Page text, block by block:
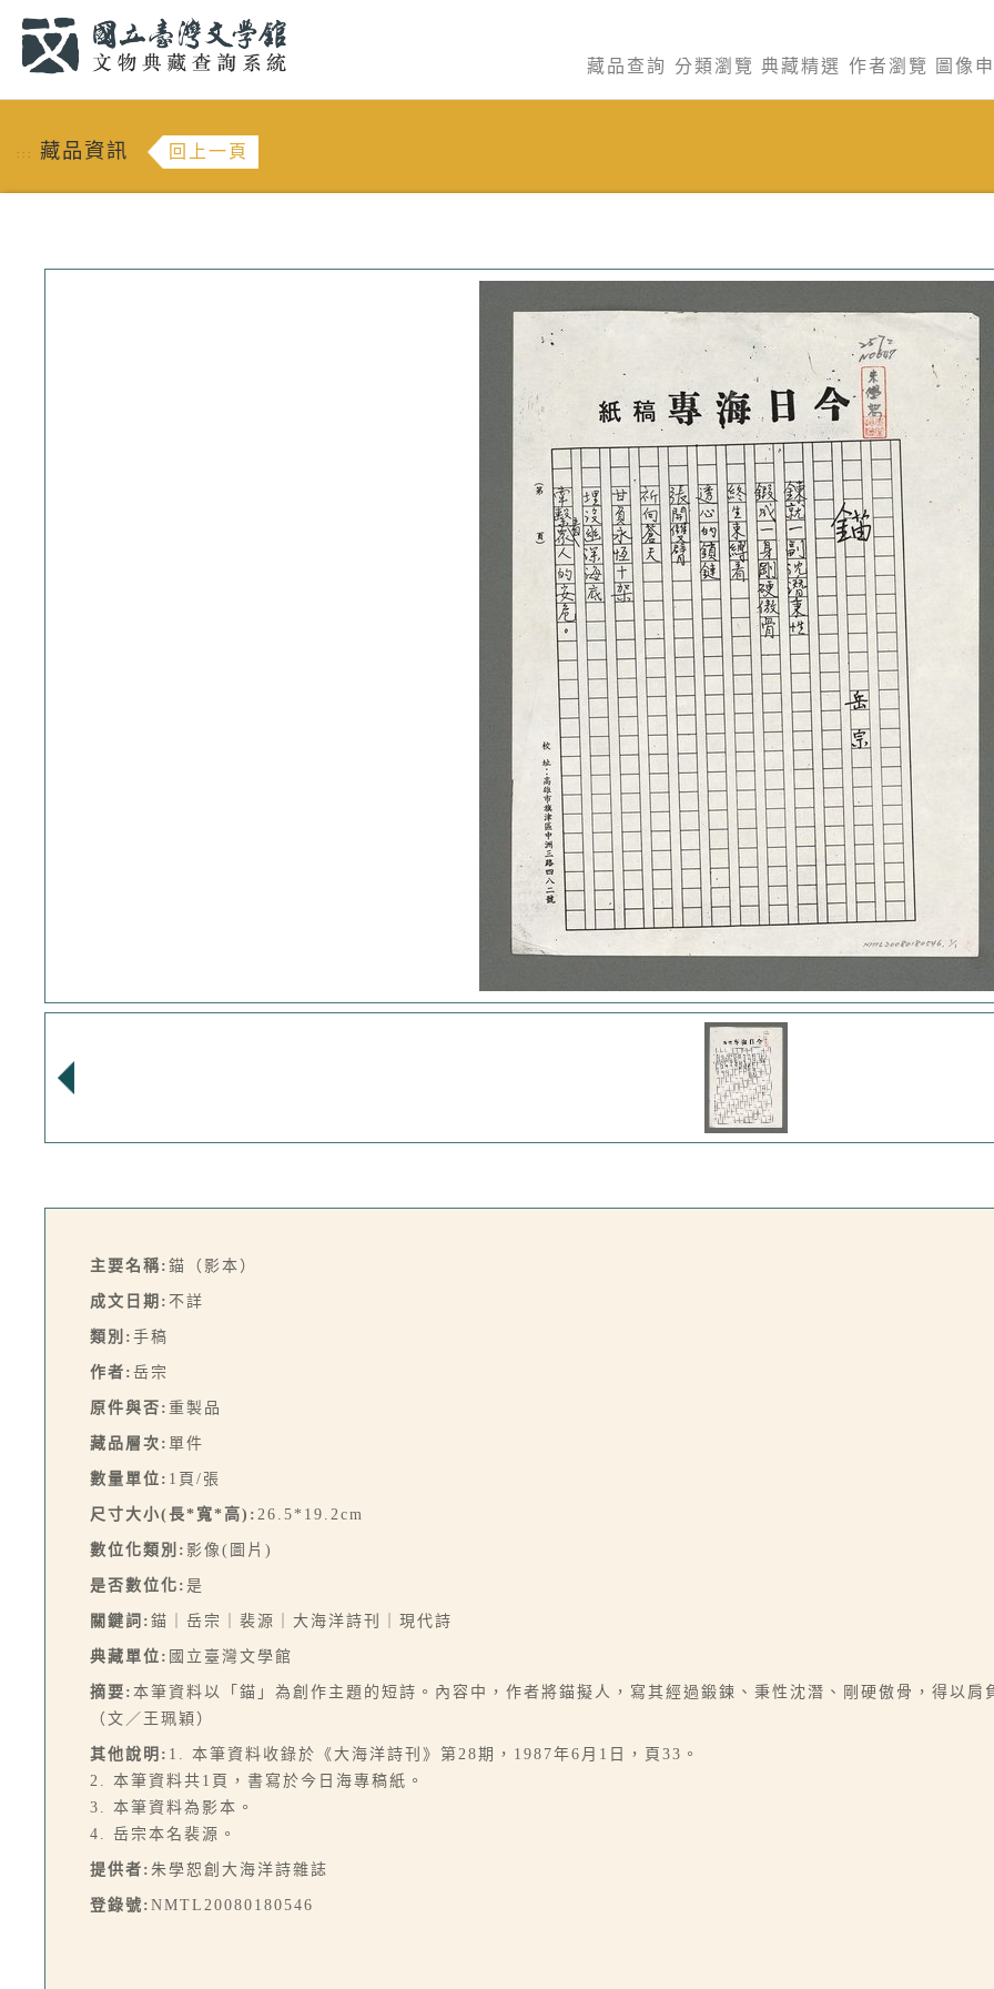
藏品查詢 分類瀏覽 典藏精選 作者瀏覽 圖像
::: 藏品資訊 回上一頁
主要名稱: 錨（影本）
成文日期: 不詳
類別: 手稿
作者: 岳宗
原件與否: 重製品
藏品層次: 單件
數量單位: 1頁/張
尺寸大小(長*寬*高): 26.5*19.2cm
數位化類別: 影像(圖片)
是否數位化: 是
關鍵詞: 錨｜岳宗｜裴源｜大海洋詩刊｜現代詩
典藏單位: 國立臺灣文學館
摘要: 本筆資料以「錨」為創作主題的短詩。內容中，作者將錨擬人，寫其經過鍛鍊、秉性沈潛、剛硬傲骨，得以
（文／王珮穎）
其他說明: 1. 本筆資料收錄於《大海洋詩刊》第28期，1987年6月1日，頁33。
2. 本筆資料共1頁，書寫於今日海專稿紙。
3. 本筆資料為影本。
4. 岳宗本名裴源。
提供者: 朱學恕創大海洋詩雜誌
登錄號: NMTL20080180546